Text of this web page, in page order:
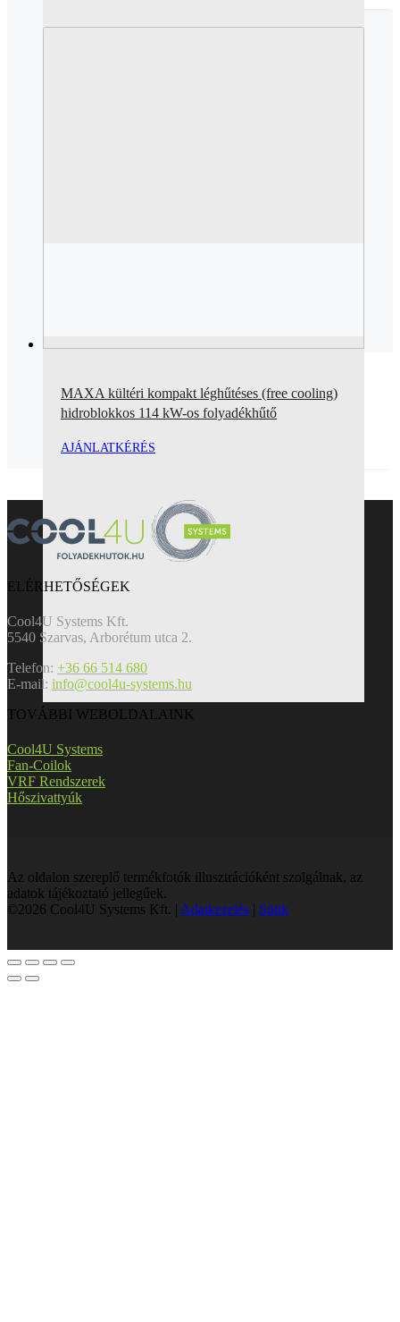
MAXA kültéri kompakt léghűtéses (free cooling)
hidroblokkos 114 kW-os folyadékhűtő
AJÁNLATKÉRÉS
ELÉRHETŐSÉGEK
Cool4U Systems Kft.
5540 Szarvas, Arborétum utca 2.
Telefon: +36 66 514 680
E-mail: info@cool4u-systems.hu
TOVÁBBI WEBOLDALAINK
Cool4U Systems
Fan-Coilok
VRF Rendszerek
Hőszivattyúk
Az oldalon szereplő termékfotók illusztrációként szolgálnak, az
adatok tájékoztató jellegűek.
©2026 Cool4U Systems Kft. | Adatkezelés | Sütik